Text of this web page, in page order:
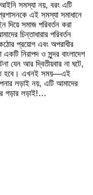
সমস্যা নয়, বরং এটি
এই সমস্যা সমাধানে
দিয়ে সমাজ পরিবর্তন করা
চিন্তাধারার পরিবর্তন
প্রয়োগ এবং অপরাধীর
নিরাপদ ও সুন্দর বাংলাদেশ
যেন আর দ্বিতীয়বার না ঘটে,
হবে। এখনই সময়—এই
লড়াই নয়, এটি আমাদের
গড়ার লড়াই!…